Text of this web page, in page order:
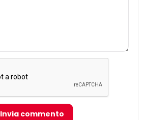
Invia commento